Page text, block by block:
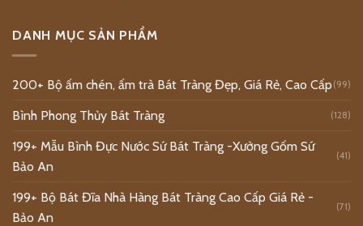
DANH MỤC SẢN PHẨM
200+ Bộ ấm chén, ấm trà Bát Tràng Đẹp, Giá Rẻ, Cao Cấp (99)
Bình Phong Thủy Bát Tràng (128)
199+ Mẫu Bình Đực Nước Sứ Bát Tràng -Xưởng Gốm Sứ
Bảo An
(41)
199+ Bộ Bát Đĩa Nhà Hàng Bát Tràng Cao Cấp Giá Rẻ -
Bảo An
(71)